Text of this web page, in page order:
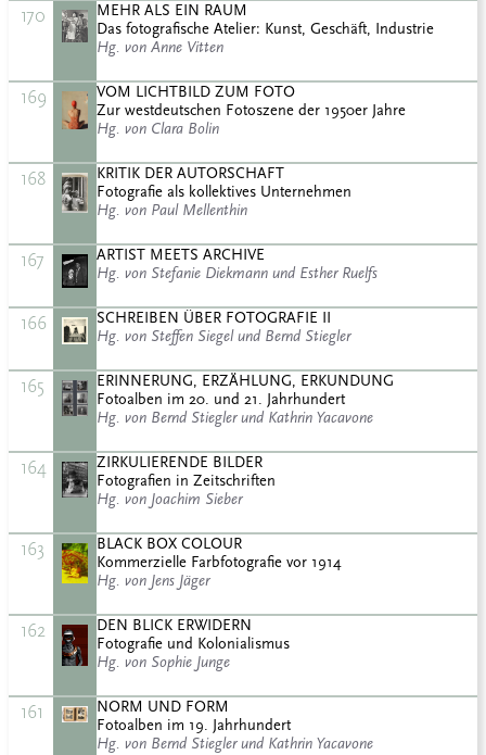
170
MEHR ALS EIN RAUM
Das fotografische Atelier: Kunst, Geschäft, Industrie
Hg. von Anne Vitten
169
VOM LICHTBILD ZUM FOTO
Zur westdeutschen Fotoszene der 1950er Jahre
Hg. von Clara Bolin
168
KRITIK DER AUTORSCHAFT
Fotografie als kollektives Unternehmen
Hg. von Paul Mellenthin
167
ARTIST MEETS ARCHIVE
Hg. von Stefanie Diekmann und Esther Ruelfs
166
SCHREIBEN ÜBER FOTOGRAFIE II
Hg. von Steffen Siegel und Bernd Stiegler
165
ERINNERUNG, ERZÄHLUNG, ERKUNDUNG
Fotoalben im 20. und 21. Jahrhundert
Hg. von Bernd Stiegler und Kathrin Yacavone
164
ZIRKULIERENDE BILDER
Fotografien in Zeitschriften
Hg. von Joachim Sieber
163
BLACK BOX COLOUR
Kommerzielle Farbfotografie vor 1914
Hg. von Jens Jäger
162
DEN BLICK ERWIDERN
Fotografie und Kolonialismus
Hg. von Sophie Junge
161
NORM UND FORM
Fotoalben im 19. Jahrhundert
Hg. von Bernd Stiegler und Kathrin Yacavone